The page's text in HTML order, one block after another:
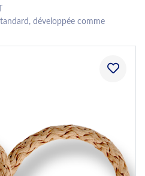
développée comme